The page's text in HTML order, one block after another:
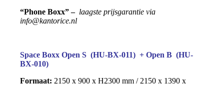
“Phone Boxx” – laagste prijsgarantie via
info@kantorice.nl
Space Boxx Open S (HU-BX-011) + Open B (HU-
BX-010)
Formaat: 2150 x 900 x H2300 mm / 2150 x 1390 x